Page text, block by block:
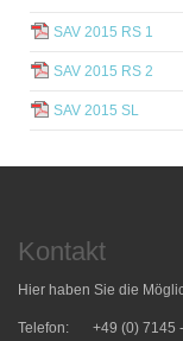
SAV 2015 RS 1
SAV 2015 RS 2
SAV 2015 SL
Kontakt
Hier haben Sie die
Telefon:
+49 (0) 7145